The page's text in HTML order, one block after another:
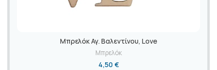
Mπρελόκ Αγ. Βαλεντίνου, Love
Μπρελόκ
4,50 €